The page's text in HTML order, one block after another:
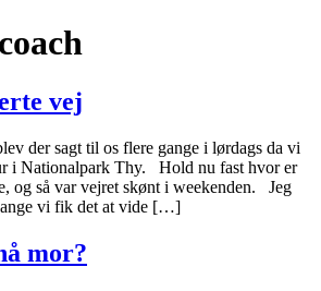
vej
der sagt til os flere gange i lørdags da vi
i Nationalpark Thy. Hold nu fast hvor er
og så var vejret skønt i weekenden. Jeg
vi fik det at vide […]
mor?